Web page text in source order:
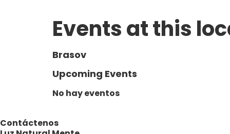
Events at this
Brasov
Upcoming Events
No hay eventos
Contáctenos